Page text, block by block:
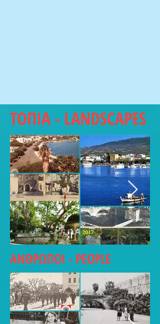
ΤΟΠΙΑ - LANDSCAPES
ΑΝΘΡΩΠΟΙ - PEOPLE